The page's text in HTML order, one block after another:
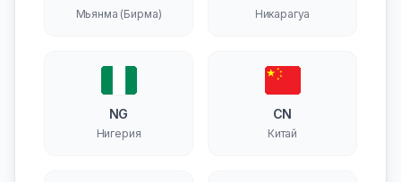
Мьянма (Бирма) Никарагуа
NG
Нигерия
CN
Китай